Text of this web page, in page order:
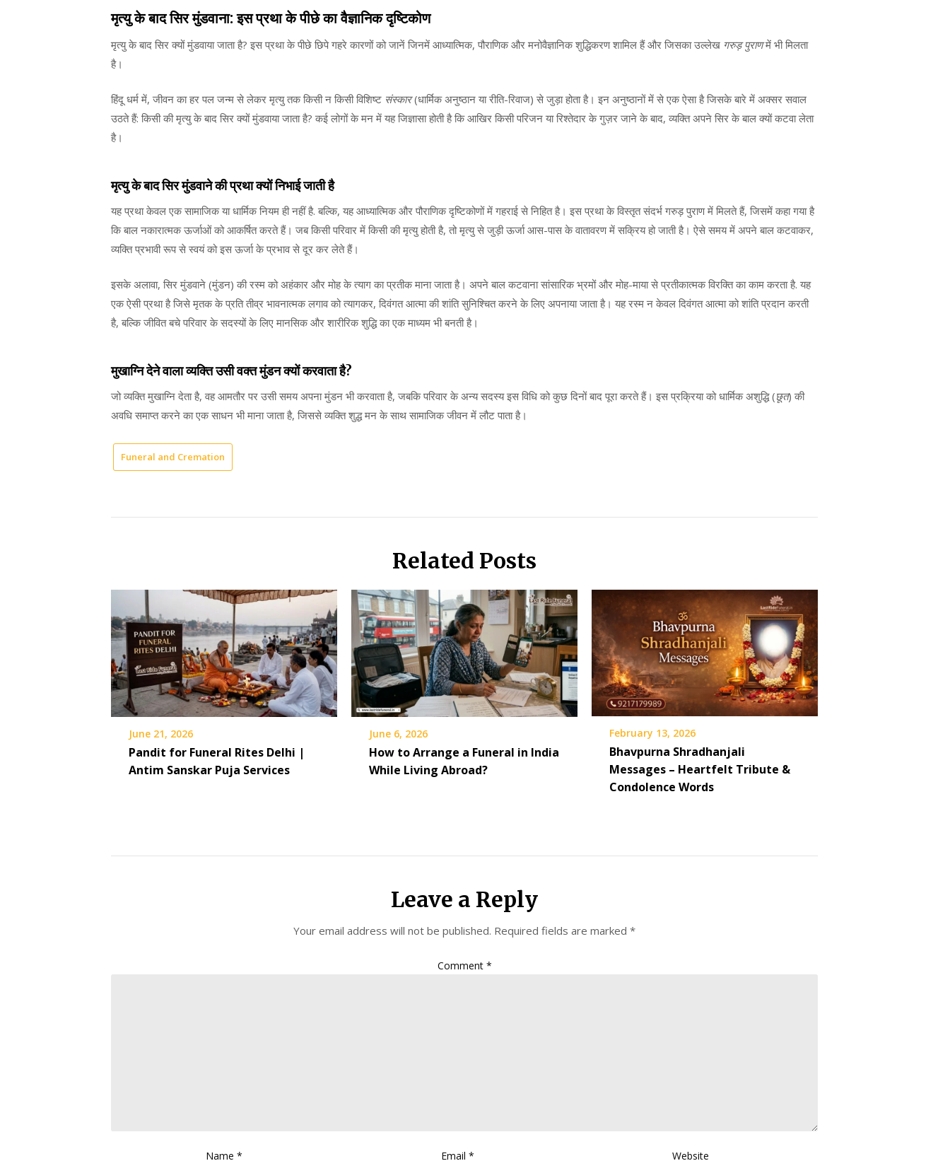
मृत्यु के बाद सिर मुंडवाना: इस प्रथा के पीछे का वैज्ञानिक दृष्टिकोण
मृत्यु के बाद सिर क्यों मुंडवाया जाता है? इस प्रथा के पीछे छिपे गहरे कारणों को जानें जिनमें आध्यात्मिक, पौराणिक और मनोवैज्ञानिक शुद्धिकरण शामिल हैं और जिसका उल्लेख गरुड़ पुराणमें भी मिलता
है।
हिंदू धर्म में, जीवन का हर पल जन्म से लेकर मृत्यु तक किसी न किसी विशिष्ट संस्कार(धार्मिक अनुष्ठान या रीति-रिवाज) से जुड़ा होता है। इन अनुष्ठानों में से एक ऐसा है जिसके बारे में अक्सर सवाल
उठते हैं: किसी की मृत्यु के बाद सिर क्यों मुंडवाया जाता है? कई लोगों के मन में यह जिज्ञासा होती है कि आखिर किसी परिजन या रिश्तेदार के गुज़र जाने के बाद, व्यक्ति अपने सिर के बाल क्यों कटवा लेता
है।
मृत्यु के बाद सिर मुंडवाने की प्रथा क्यों निभाई जाती है
यह प्रथा केवल एक सामाजिक या धार्मिक नियम ही नहीं है. बल्कि, यह आध्यात्मिक और पौराणिक दृष्टिकोणों में गहराई से निहित है। इस प्रथा के विस्तृत संदर्भ गरुड़ पुराण में मिलते हैं, जिसमें कहा गया है
कि बाल नकारात्मक ऊर्जाओं को आकर्षित करते हैं। जब किसी परिवार में किसी की मृत्यु होती है, तो मृत्यु से जुड़ी ऊर्जा आस-पास के वातावरण में सक्रिय हो जाती है। ऐसे समय में अपने बाल कटवाकर,
व्यक्ति प्रभावी रूप से स्वयं को इस ऊर्जा के प्रभाव से दूर कर लेते हैं।
इसके अलावा, सिर मुंडवाने (मुंडन) की रस्म को अहंकार और मोह के त्याग का प्रतीक माना जाता है। अपने बाल कटवाना सांसारिक भ्रमों और मोह-माया से प्रतीकात्मक विरक्ति का काम करता है. यह
एक ऐसी प्रथा है जिसे मृतक के प्रति तीव्र भावनात्मक लगाव को त्यागकर, दिवंगत आत्मा की शांति सुनिश्चित करने के लिए अपनाया जाता है। यह रस्म न केवल दिवंगत आत्मा को शांति प्रदान करती
है, बल्कि जीवित बचे परिवार के सदस्यों के लिए मानसिक और शारीरिक शुद्धि का एक माध्यम भी बनती है।
मुखाग्नि देने वाला व्यक्ति उसी वक्त मुंडन क्यों करवाता है?
जो व्यक्ति मुखाग्नि देता है, वह आमतौर पर उसी समय अपना मुंडन भी करवाता है, जबकि परिवार के अन्य सदस्य इस विधि को कुछ दिनों बाद पूरा करते हैं। इस प्रक्रिया को धार्मिक अशुद्धि (छूत) की
अवधि समाप्त करने का एक साधन भी माना जाता है, जिससे व्यक्ति शुद्ध मन के साथ सामाजिक जीवन में लौट पाता है।
Funeral and Cremation
Related Posts
June 21, 2026
Pandit for Funeral Rites Delhi |
Antim Sanskar Puja Services
June 6, 2026
How to Arrange a Funeral in India
While Living Abroad?
February 13, 2026
Bhavpurna Shradhanjali
Messages – Heartfelt Tribute &
Condolence Words
Leave a Reply
Your email address will not be published. Required fields are marked *
Comment *
Name * Email * Website